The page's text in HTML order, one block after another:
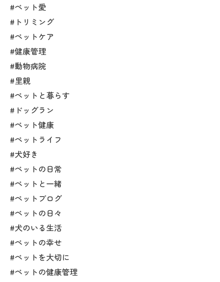
#ペット愛
#トリミング
#ペットケア
#健康管理
#動物病院
#里親
#ペットと暮らす
#ドッグラン
#ペット健康
#ペットライフ
#犬好き
#ペットの日常
#ペットと一緒
#ペットブログ
#ペットの日々
#犬のいる生活
#ペットの幸せ
#ペットを大切に
#ペットの健康管理